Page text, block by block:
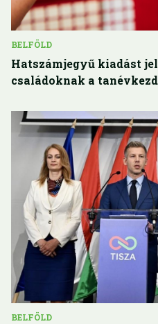
BELFÖLD
Hatszámjegyű kiadást
családoknak a
BELFÖLD